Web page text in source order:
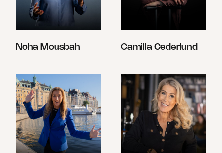
Noha Mousbah Camilla Cederlund